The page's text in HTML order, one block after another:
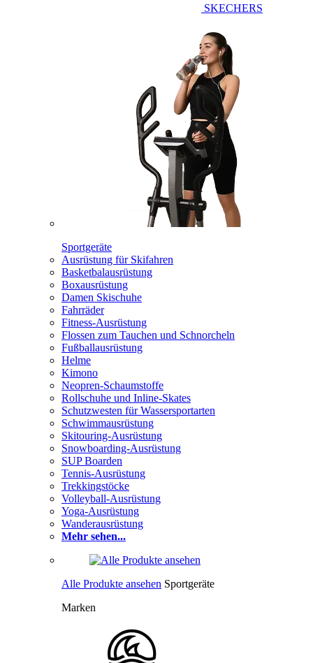
SKECHERS
Sportgeräte
Ausrüstung für Skifahren
Basketbalausrüstung
Boxausrüstung
Damen Skischuhe
Fahrräder
Fitness-Ausrüstung
Flossen zum Tauchen und Schnorcheln
Fußballausrüstung
Helme
Kimono
Neopren-Schaumstoffe
Rollschuhe und Inline-Skates
Schutzwesten für Wassersportarten
Schwimmausrüstung
Skitouring-Ausrüstung
Snowboarding-Ausrüstung
SUP Boarden
Tennis-Ausrüstung
Trekkingstöcke
Volleyball-Ausrüstung
Yoga-Ausrüstung
Wanderausrüstung
Mehr sehen...
Alle Produkte ansehen Sportgeräte
Marken